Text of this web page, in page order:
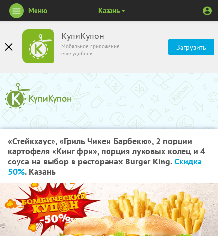
КупиКупон
Мобильное приложение
ещё удобнее
Загрузить
Меню Казань
«Стейкхаус»,​ ​«Гриль​ ​Чикен​ ​Барбекю»,​ ​2​ ​порции​ ​
картофеля​ ​«Кинг​ ​фри»,​ ​порция​ ​луковых колец​ ​и​ ​4​ ​
соуса​ ​на​ ​выбор​ ​в​ ​ресторанах​ ​Burger​ ​King.​ ​Скидка​ ​
50%. Казань